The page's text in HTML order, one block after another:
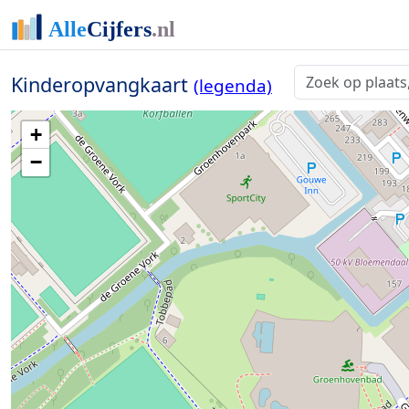
Kinderopvangkaart (legenda)
+
−